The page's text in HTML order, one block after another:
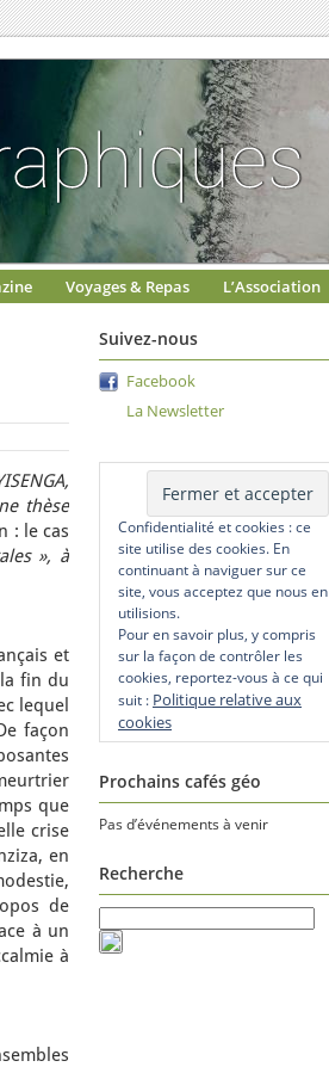
Voyages & Repas L’Association
thèse
: le cas
», à
et
fin du
lequel
façon
que
crise
en
de
à un
à
Suivez-nous
Facebook
La Newsletter
Confidentialité et cookies : ce
site utilise des cookies. En
continuant à naviguer sur ce
site, vous acceptez que nous en
utilisions.
Pour en savoir plus, y compris
sur la façon de contrôler les
cookies, reportez-vous à ce qui
suit : Politique relative aux
cookies
Prochains cafés géo
Pas d’événements à venir
Recherche